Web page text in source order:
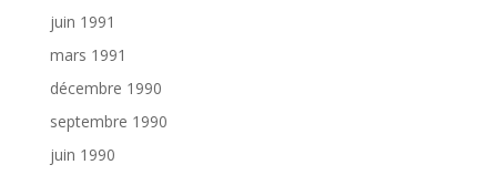
juin 1991
mars 1991
décembre 1990
septembre 1990
juin 1990